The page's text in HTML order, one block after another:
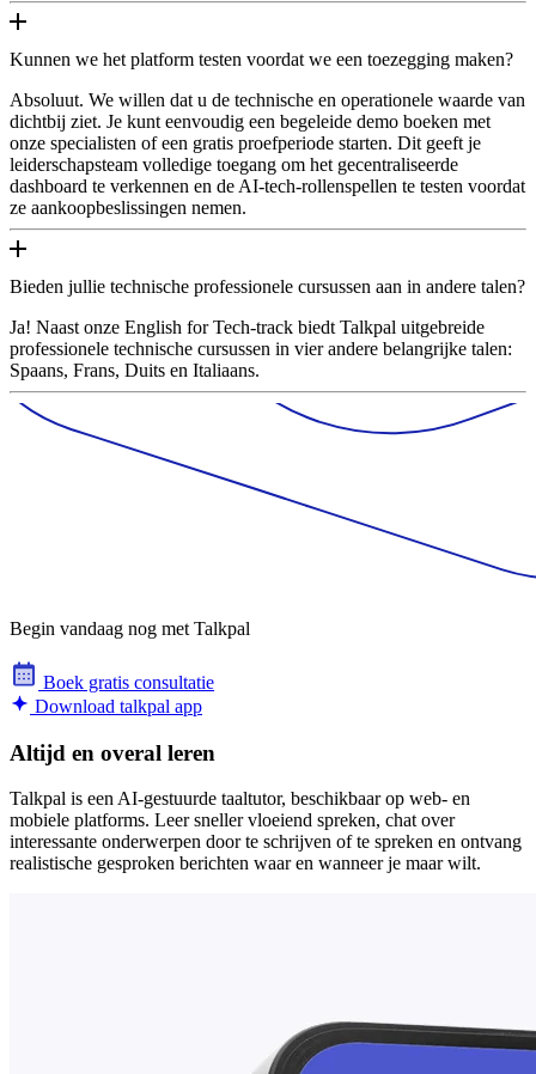
Kunnen we het platform testen voordat we een toezegging maken?
Absoluut. We willen dat u de technische en operationele waarde van
dichtbij ziet. Je kunt eenvoudig een begeleide demo boeken met
onze specialisten of een gratis proefperiode starten. Dit geeft je
leiderschapsteam volledige toegang om het gecentraliseerde
dashboard te verkennen en de AI-tech-rollenspellen te testen voordat
ze aankoopbeslissingen nemen.
Bieden jullie technische professionele cursussen aan in andere talen?
Ja! Naast onze English for Tech-track biedt Talkpal uitgebreide
professionele technische cursussen in vier andere belangrijke talen:
Spaans, Frans, Duits en Italiaans.
Begin vandaag nog met Talkpal
Boek gratis consultatie
Download talkpal app
Altijd en overal leren
Talkpal is een AI-gestuurde taaltutor, beschikbaar op web- en
mobiele platforms. Leer sneller vloeiend spreken, chat over
interessante onderwerpen door te schrijven of te spreken en ontvang
realistische gesproken berichten waar en wanneer je maar wilt.